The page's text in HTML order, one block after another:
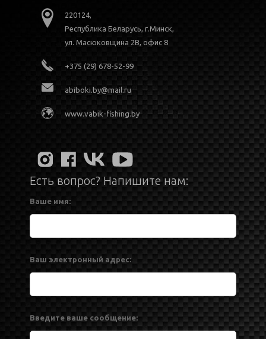
220124,
Республика Беларусь, г.Минск,
ул. Масюковщина 2В, офис 8
+375 (29) 678-52-99
abiboki.by@mail.ru
www.vabik-fishing.by
Есть вопрос? Напишите нам:
Ваше имя:
Ваш электронный адрес:
Введите ваше сообщение: